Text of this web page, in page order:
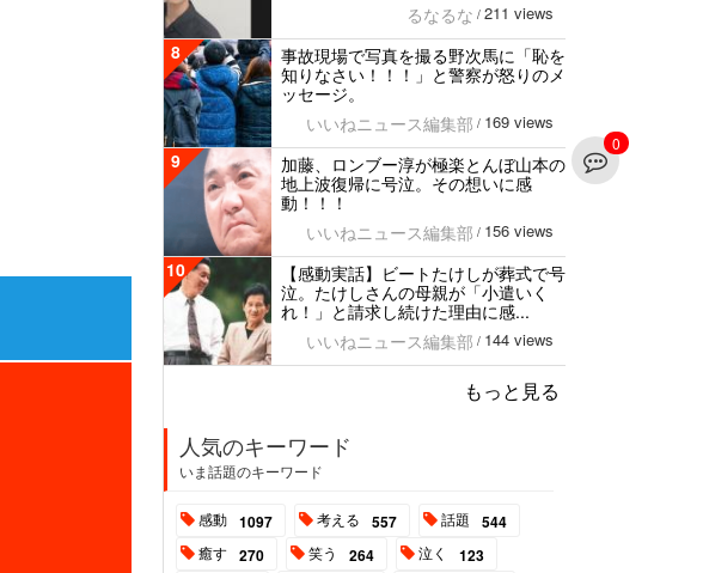
0
るなるな / 211 views
8
事故現場で写真を撮る野次馬に「恥を
知りなさい！！！」と警察が怒りのメ
ッセージ。
いいねニュース編集部 / 169 views
9
加藤、ロンブー淳が極楽とんぼ山本の
地上波復帰に号泣。その想いに感
動！！！
いいねニュース編集部 / 156 views
10
【感動実話】ビートたけしが葬式で号
泣。たけしさんの母親が「小遣いく
れ！」と請求し続けた理由に感...
いいねニュース編集部 / 144 views
もっと見る
人気のキーワード
いま話題のキーワード
感動 1097 考える 557 話題 544
癒す 270 笑う 264 泣く 123